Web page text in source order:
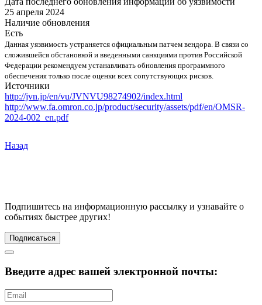
25 апреля 2024
Наличие обновления
Есть
Данная уязвимость устраняется официальным патчем вендора. В связи со
сложившейся обстановкой и введенными санкциями против Российской
Федерации рекомендуем устанавливать обновления программного
обеспечения только после оценки всех сопутствующих рисков.
Источники
http://jvn.jp/en/vu/JVNVU98274902/index.html
http://www.fa.omron.co.jp/product/security/assets/pdf/en/OMSR-
2024-002_en.pdf
Назад
Подпишитесь на информационную рассылку и узнавайте о
событиях быстрее других!
Подписаться
Введите адрес вашей электронной почты: